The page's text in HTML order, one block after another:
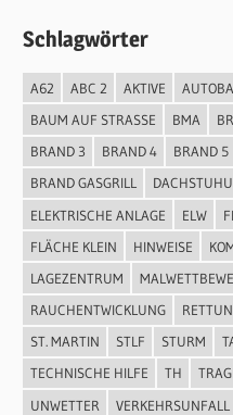
Schlagwörter
A62 ABC 2 AKTIVE
BAUM AUF STRASSE
BMA
BRAND 3
BRAND 4 BRAND 5
BRAND GASGRILL
ELEKTRISCHE ANLAGE
ELW
FLÄCHE KLEIN
HINWEISE
LAGEZENTRUM
RAUCHENTWICKLUNG
ST. MARTIN
STLF STURM
TECHNISCHE HILFE
TH
UNWETTER
VERKEHRSUNFALL